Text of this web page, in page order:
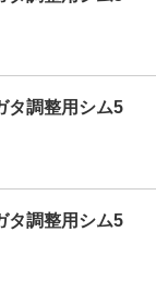
調整用シム5
調整用シム5